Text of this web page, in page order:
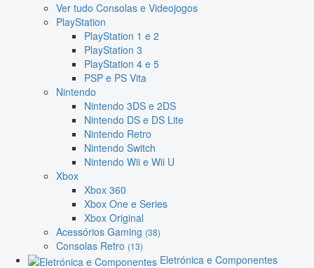
Ver tudo Consolas e Videojogos
PlayStation
PlayStation 1 e 2
PlayStation 3
PlayStation 4 e 5
PSP e PS Vita
Nintendo
Nintendo 3DS e 2DS
Nintendo DS e DS Lite
Nintendo Retro
Nintendo Switch
Nintendo Wii e Wii U
Xbox
Xbox 360
Xbox One e Series
Xbox Original
Acessórios Gaming (38)
Consolas Retro (13)
Eletrónica e Componentes